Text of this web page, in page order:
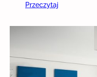
e
ć
Przeczytaj:
o
y